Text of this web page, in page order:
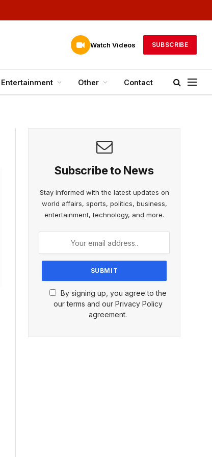
Watch Videos SUBSCRIBE
Entertainment Other Contact
Subscribe to News
Stay informed with the latest updates on
world affairs, sports, politics, business,
entertainment, technology, and more.
By signing up, you agree to the
our terms and our Privacy Policy
agreement.